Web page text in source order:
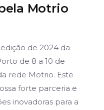
Motrio
de 2024 da
de 8 a 10 de
rede Motrio. Este
forte parceria e
inovadoras para a